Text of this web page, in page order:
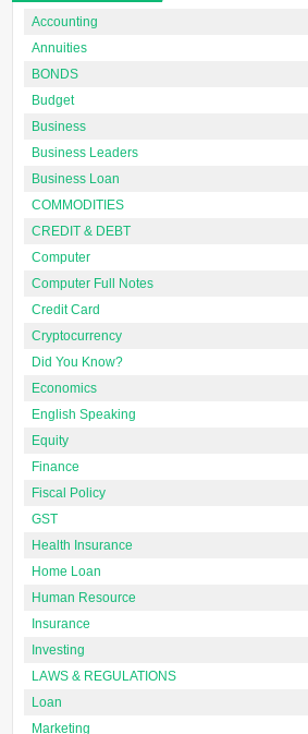
Accounting
Annuities
BONDS
Budget
Business
Business Leaders
Business Loan
COMMODITIES
CREDIT & DEBT
Computer
Computer Full Notes
Credit Card
Cryptocurrency
Did You Know?
Economics
English Speaking
Equity
Finance
Fiscal Policy
GST
Health Insurance
Home Loan
Human Resource
Insurance
Investing
LAWS & REGULATIONS
Loan
Marketing